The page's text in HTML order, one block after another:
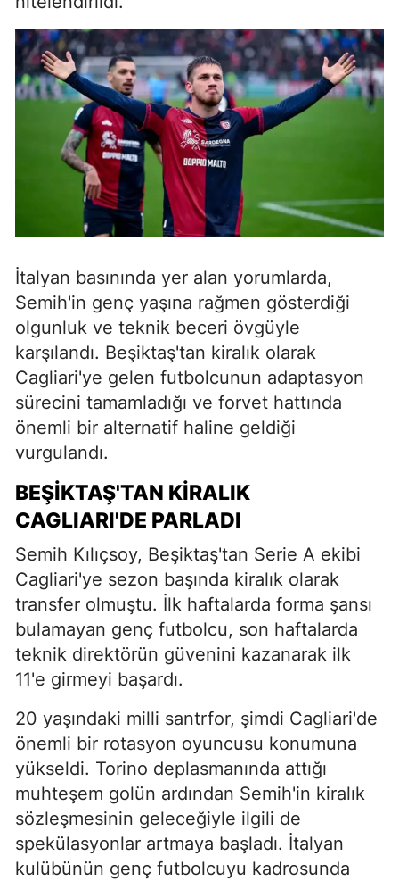
İtalyan basınında yer alan yorumlarda,
Semih'in genç yaşına rağmen gösterdiği
olgunluk ve teknik beceri övgüyle
karşılandı. Beşiktaş'tan kiralık olarak
Cagliari'ye gelen futbolcunun adaptasyon
sürecini tamamladığı ve forvet hattında
önemli bir alternatif haline geldiği
vurgulandı.
BEŞİKTAŞ'TAN KİRALIK
CAGLIARI'DE PARLADI
Semih Kılıçsoy, Beşiktaş'tan Serie A ekibi
Cagliari'ye sezon başında kiralık olarak
transfer olmuştu. İlk haftalarda forma şansı
bulamayan genç futbolcu, son haftalarda
teknik direktörün güvenini kazanarak ilk
11'e girmeyi başardı.
20 yaşındaki milli santrfor, şimdi Cagliari'de
önemli bir rotasyon oyuncusu konumuna
yükseldi. Torino deplasmanında attığı
muhteşem golün ardından Semih'in kiralık
sözleşmesinin geleceğiyle ilgili de
spekülasyonlar artmaya başladı. İtalyan
kulübünün genç futbolcuyu kadrosunda